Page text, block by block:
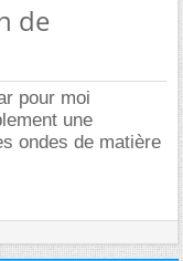
de
pour moi
une
ondes de matière